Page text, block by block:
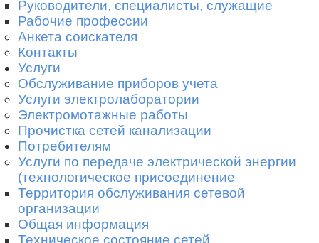
Руководители, специалисты, служащие
Рабочие профессии
Анкета соискателя
Контакты
Услуги
Обслуживание приборов учета
Услуги электролаборатории
Электромотажные работы
Прочистка сетей канализации
Потребителям
Услуги по передаче электрической энергии
(технологическое присоединение
Территория обслуживания сетевой
организации
Общая информация
Техническое состояние сетей